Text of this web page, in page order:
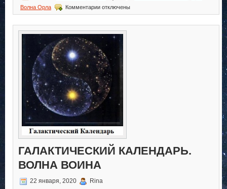
Волна Орла
Комментариик
записи
Календарь.
Волна
Орла
отключены
ГАЛАКТИЧЕСКИЙ КАЛЕНДАРЬ.
ВОЛНА ВОИНА
22 января, 2020 Rina